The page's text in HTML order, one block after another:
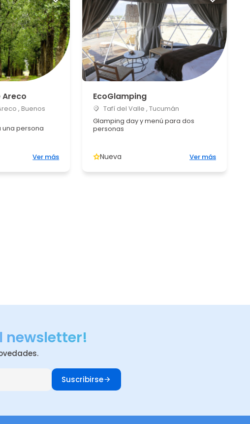
Areco
, Buenos
persona
Ver más
EcoGlamping
Tafí del Valle , Tucumán
Glamping day y menú para dos
personas
Nueva Ver más
newsletter!
Suscribirse